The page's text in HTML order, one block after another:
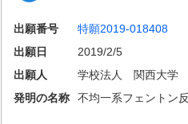
出願番号 特願2019-018408
出願日
2019/2/5
出願人
学校法人 関西大学
発明の名称
不均一系フェントン